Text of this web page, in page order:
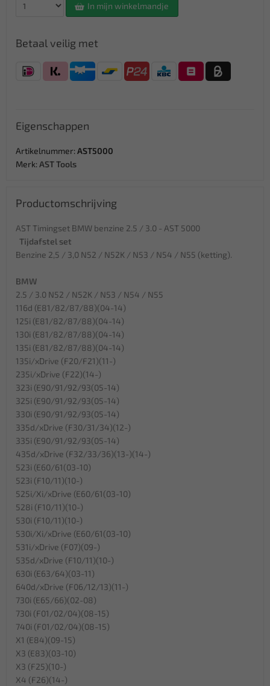
In mijn winkelmandje
Betaal veilig met
Eigenschappen
Artikelnummer: AST5000
Merk: AST Tools
Productomschrijving
AST Timingset BMW benzine 2.5 / 3.0 - AST 5000
Tijdafstel set
Benzine 2,5 / 3,0 N52 / N52K / N53 / N54 / N55 (ketting).
BMW
2.5 / 3.0 N52 / N52K / N53 / N54 / N55
116d (E81/82/87/88)(04-14)
125i (E81/82/87/88)(04-14)
130i (E81/82/87/88)(04-14)
135i (E81/82/87/88)(04-14)
135i/xDrive (F20/F21)(11-)
235i/xDrive (F22)(14-)
323i (E90/91/92/93(05-14)
325i (E90/91/92/93(05-14)
330i (E90/91/92/93(05-14)
335d/xDrive (F30/31/34)(12-)
335i (E90/91/92/93(05-14)
435d/xDrive (F32/33/36)(13-)(14-)
523i (E60/61(03-10)
523i (F10/11)(10-)
525i/Xi/xDrive (E60/61(03-10)
528i (F10/11)(10-)
530i (F10/11)(10-)
530i/Xi/xDrive (E60/61(03-10)
531i/xDrive (F07)(09-)
535d/xDrive (F10/11)(10-)
630i (E63/64)(03-11)
640d/xDrive (F06/12/13)(11-)
730i (E65/66)(02-08)
730i (F01/02/04)(08-15)
740i (F01/02/04)(08-15)
X1 (E84)(09-15)
X3 (E83)(03-10)
X3 (F25)(10-)
X4 (F26)(14-)